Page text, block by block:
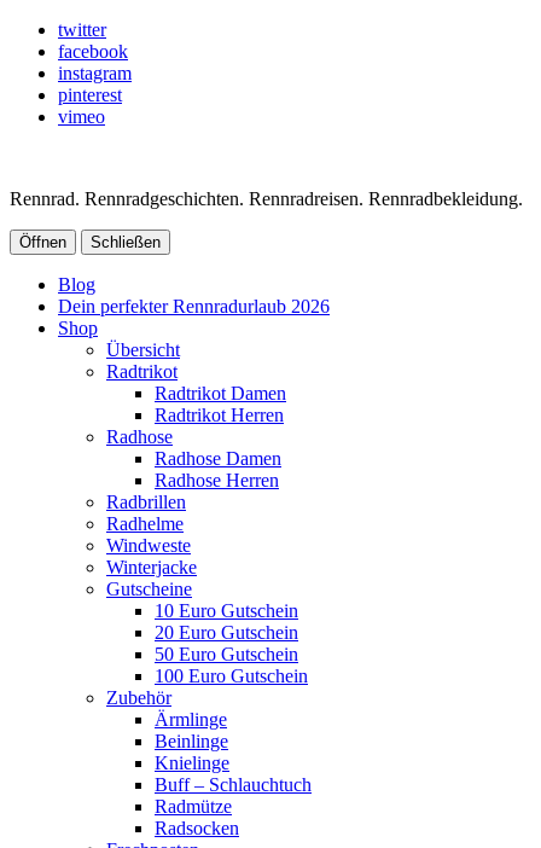
twitter
facebook
instagram
pinterest
vimeo
Rennrad. Rennradgeschichten. Rennradreisen. Rennradbekleidung.
Öffnen Schließen
Blog
Dein perfekter Rennradurlaub 2026
Shop
Übersicht
Radtrikot
Radtrikot Damen
Radtrikot Herren
Radhose
Radhose Damen
Radhose Herren
Radbrillen
Radhelme
Windweste
Winterjacke
Gutscheine
10 Euro Gutschein
20 Euro Gutschein
50 Euro Gutschein
100 Euro Gutschein
Zubehör
Ärmlinge
Beinlinge
Knielinge
Buff – Schlauchtuch
Radmütze
Radsocken